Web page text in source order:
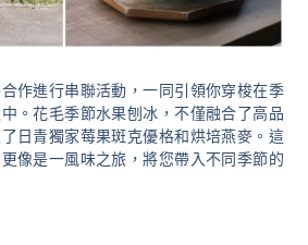
作進行串聯活動，一同引領你穿梭在季
。花毛季節水果刨冰，不僅融合了高品
日青獨家莓果斑克優格和烘培燕麥。這
像是一風味之旅，將您帶入不同季節的